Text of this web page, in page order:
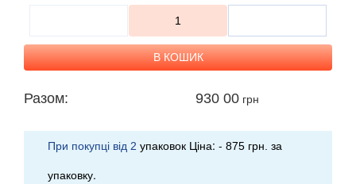
Разом: 930 00 грн
При покупці від 2 упаковок Ціна: - 875 грн. за
упаковку.